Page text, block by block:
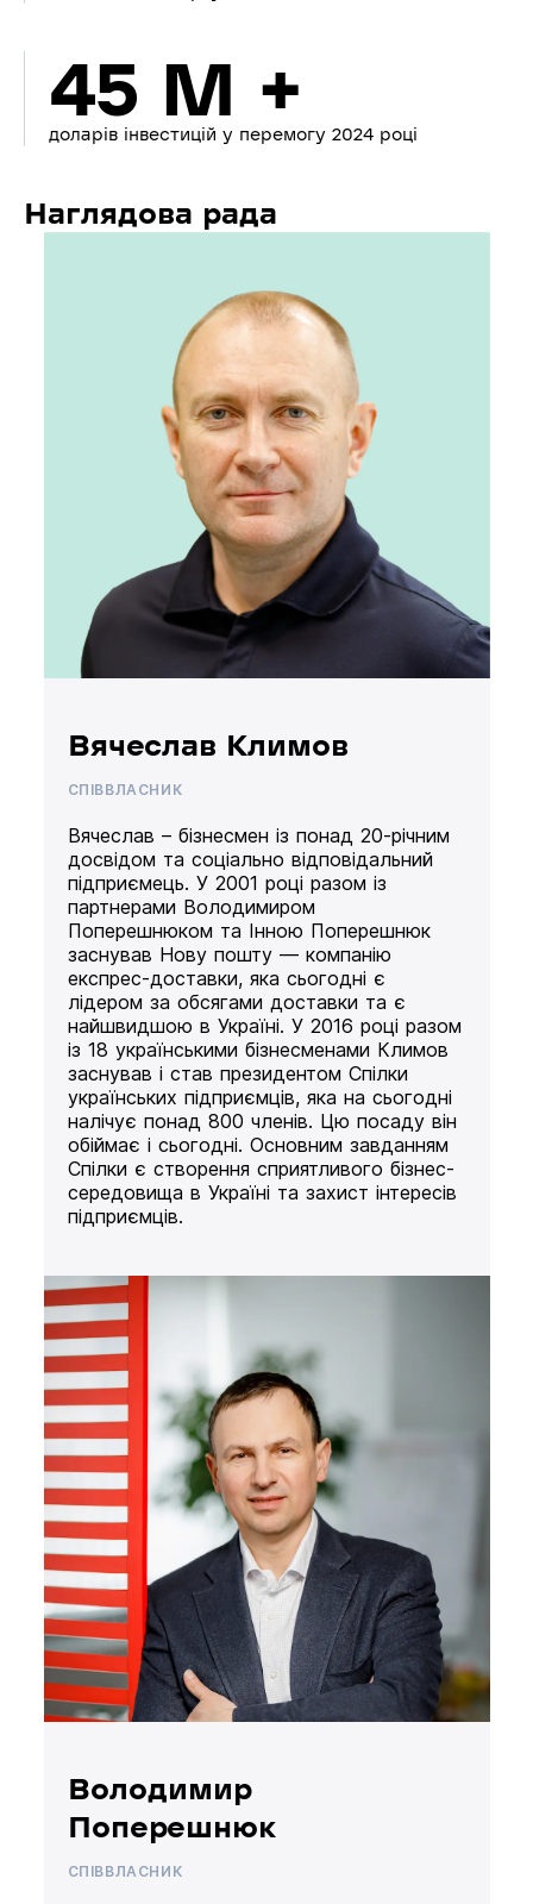
45 M +
доларів інвестицій у перемогу 2024 році
Наглядова рада
Вячеслав Климов
СПІВВЛАСНИК
Вячеслав – бізнесмен із понад 20-річним
досвідом та соціально відповідальний
підприємець. У 2001 році разом із
партнерами Володимиром
Поперешнюком та Інною Поперешнюк
заснував Нову пошту — компанію
експрес-доставки, яка сьогодні є
лідером за обсягами доставки та є
найшвидшою в Україні. У 2016 році разом
із 18 українськими бізнесменами Климов
заснував і став президентом Спілки
українських підприємців, яка на сьогодні
налічує понад 800 членів. Цю посаду він
обіймає і сьогодні. Основним завданням
Спілки є створення сприятливого бізнес-
середовища в Україні та захист інтересів
підприємців.
Володимир
Поперешнюк
СПІВВЛАСНИК